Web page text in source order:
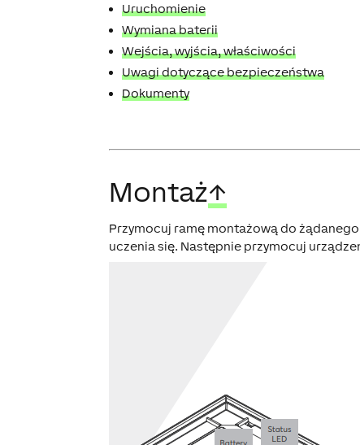
Uruchomienie
Wymiana baterii
Wejścia, wyjścia, właściwości
Uwagi dotyczące bezpieczeństwa
Dokumenty
Montaż↑
Przymocuj ramę montażową do
uczenia się. Następnie przymocuj